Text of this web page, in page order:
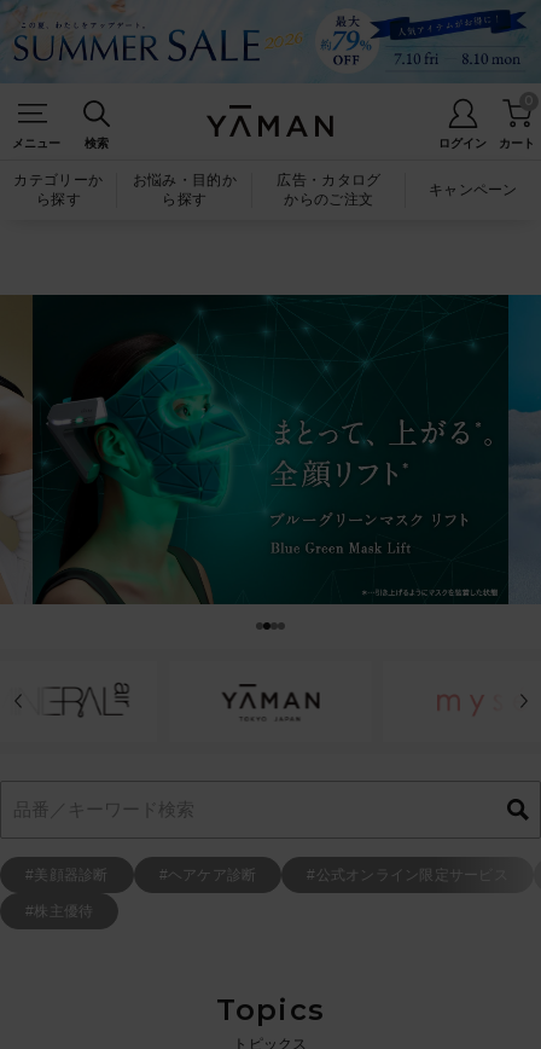
メニュー 検索 ログイン カート
カテゴリーか
ら探す
お悩み・目的か
ら探す
広告・カタログ
からのご注文
キャンペーン
#美顔器診断 #ヘアケア診断 #公式オンライン限定サービス
#株主優待
Topics
トピックス